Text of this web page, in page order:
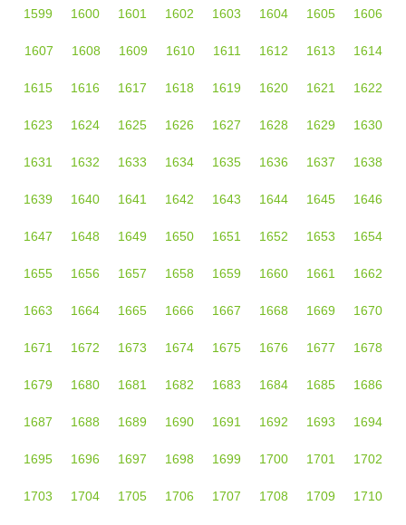
1599 1600 1601 1602 1603 1604 1605 1606
1607 1608 1609 1610 1611 1612 1613 1614
1615 1616 1617 1618 1619 1620 1621 1622
1623 1624 1625 1626 1627 1628 1629 1630
1631 1632 1633 1634 1635 1636 1637 1638
1639 1640 1641 1642 1643 1644 1645 1646
1647 1648 1649 1650 1651 1652 1653 1654
1655 1656 1657 1658 1659 1660 1661 1662
1663 1664 1665 1666 1667 1668 1669 1670
1671 1672 1673 1674 1675 1676 1677 1678
1679 1680 1681 1682 1683 1684 1685 1686
1687 1688 1689 1690 1691 1692 1693 1694
1695 1696 1697 1698 1699 1700 1701 1702
1703 1704 1705 1706 1707 1708 1709 1710